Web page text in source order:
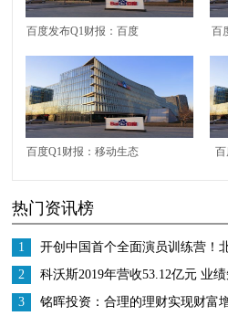
百度发布Q1财报：百度
App保持强劲增长速度
日活高达2.22亿
百
百度Q1财报：移动生态
热门资讯榜
1
开创中国首个全面演员训练营！
化或将再发爆款！
2
科沃斯2019年营收53.12亿元 业
压 战略调整成效显著
3
铭晖投资：合理的理财实现财富